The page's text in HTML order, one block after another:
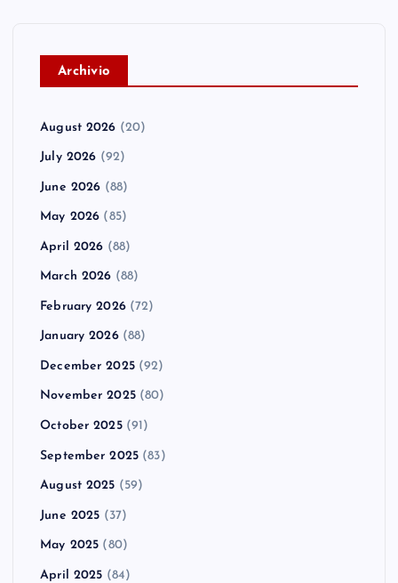
Archivio
August 2026 (20)
July 2026 (92)
June 2026 (88)
May 2026 (85)
April 2026 (88)
March 2026 (88)
February 2026(72)
January 2026(88)
December 2025(92)
November 2025(80)
October 2025(91)
September 2025 (83)
August 2025 (59)
June 2025 (37)
May 2025 (80)
April 2025 (84)